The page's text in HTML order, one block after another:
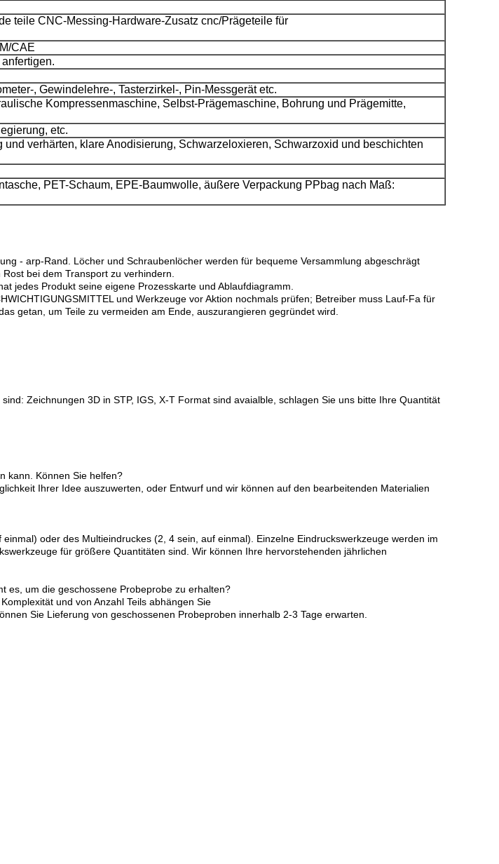
teile CNC-Messing-Hardware-Zusatz cnc/Prägeteile für
CAE
, Gewindelehre-, Tasterzirkel-, Pin-Messgerät etc.
Kompressenmaschine, Selbst-Prägemaschine, Bohrung und Prägemitte,
etc.
verhärten, klare Anodisierung, Schwarzeloxieren, Schwarzoxid und beschichten
PET-Schaum, EPE-Baumwolle, äußere Verpackung PPbag nach Maß:
- arp-Rand. Löcher und Schraubenlöcher werden für bequeme Versammlung abgeschrägt
bei dem Transport zu verhindern.
jedes Produkt seine eigene Prozesskarte und Ablaufdiagramm.
und Werkzeuge vor Aktion nochmals prüfen; Betreiber muss Lauf-Fa für
getan, um Teile zu vermeiden am Ende, auszurangieren gegründet wird.
Zeichnungen 3D in STP, IGS, X-T Format sind avaialble, schlagen Sie uns bitte Ihre Quantität
kann. Können Sie helfen?
Ihrer Idee auszuwerten, oder Entwurf und wir können auf den bearbeitenden Materialien
oder des Multieindruckes (2, 4 sein, auf einmal). Einzelne Eindruckswerkzeuge werden im
für größere Quantitäten sind. Wir können Ihre hervorstehenden jährlichen
es, um die geschossene Probeprobe zu erhalten?
und von Anzahl Teils abhängen Sie
Sie Lieferung von geschossenen Probeproben innerhalb 2-3 Tage erwarten.